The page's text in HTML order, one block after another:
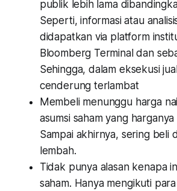
publik lebih lama
Seperti, informasi atau
didapatkan via platform
Bloomberg Terminal dan
Sehingga, dalam eksekusi
cenderung terlambat
Membeli menunggu harga
asumsi saham yang
Sampai akhirnya, sering beli
lembah.
Tidak punya alasan kenapa
saham. Hanya mengikuti